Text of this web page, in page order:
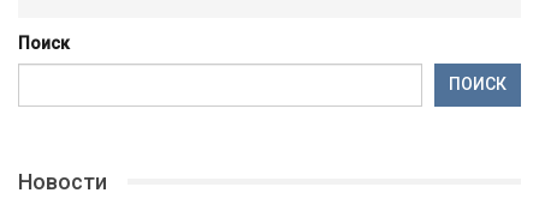
Поиск
ПОИСК
Новости